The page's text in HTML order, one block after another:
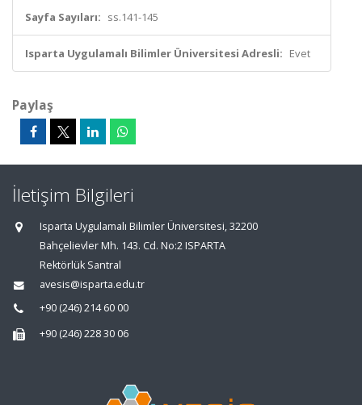
Sayfa Sayıları: ss.141-145
Isparta Uygulamalı Bilimler Üniversitesi Adresli: Evet
Paylaş
İletişim Bilgileri
Isparta Uygulamalı Bilimler Üniversitesi, 32200
Bahçelievler Mh. 143. Cd. No:2 ISPARTA
Rektörlük Santral
avesis@isparta.edu.tr
+90 (246) 214 60 00
+90 (246) 228 30 06